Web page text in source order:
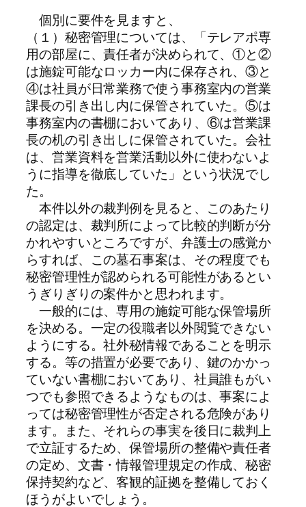
個別に要件を見ますと、
（１）秘密管理については、「テレアポ専
用の部屋に、責任者が決められて、①と②
は施錠可能なロッカー内に保存され、③と
④は社員が日常業務で使う事務室内の営業
課長の引き出し内に保管されていた。⑤は
事務室内の書棚においてあり、⑥は営業課
長の机の引き出しに保管されていた。会社
は、営業資料を営業活動以外に使わないよ
うに指導を徹底していた」という状況でし
た。
本件以外の裁判例を見ると、このあたり
の認定は、裁判所によって比較的判断が分
かれやすいところですが、弁護士の感覚か
らすれば、この墓石事案は、その程度でも
秘密管理性が認められる可能性があるとい
うぎりぎりの案件かと思われます。
一般的には、専用の施錠可能な保管場所
を決める。一定の役職者以外閲覧できない
ようにする。社外秘情報であることを明示
する。等の措置が必要であり、鍵のかかっ
ていない書棚においてあり、社員誰もがい
つでも参照できるようなものは、事案によ
っては秘密管理性が否定される危険があり
ます。また、それらの事実を後日に裁判上
で立証するため、保管場所の整備や責任者
の定め、文書・情報管理規定の作成、秘密
保持契約など、客観的証拠を整備しておく
ほうがよいでしょう。